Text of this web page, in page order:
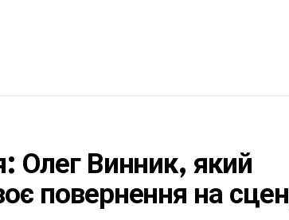
Олег Винник, який
повернення на